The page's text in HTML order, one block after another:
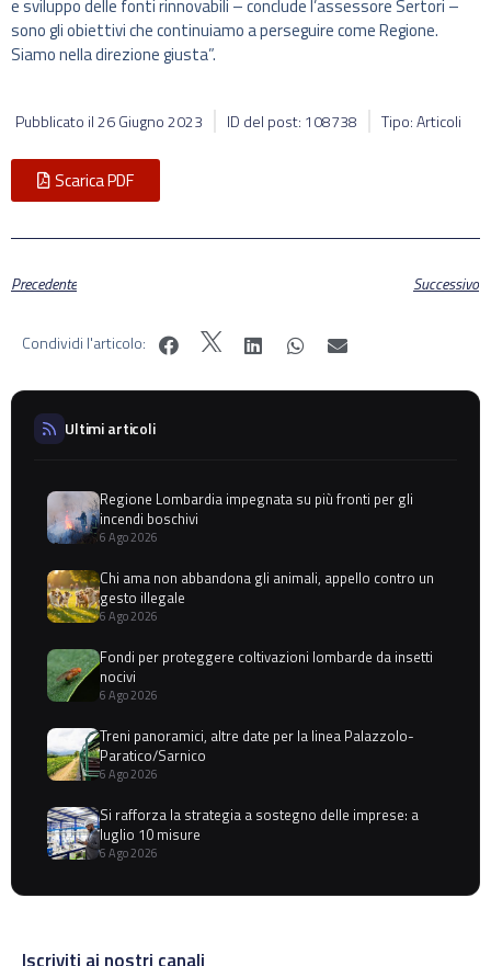
e sviluppo delle fonti rinnovabili – conclude l’assessore Sertori –
sono gli obiettivi che continuiamo a perseguire come Regione.
Siamo nella direzione giusta”.
Pubblicato il26 Giugno 2023 ID del post: 108738 Tipo: Articoli
Scarica PDF
Precedente Successivo
Condividi l'articolo:
Ultimi articoli
Regione Lombardia impegnata su più fronti per gli
incendi boschivi
6 Ago 2026
Chi ama non abbandona gli animali, appello contro un
gesto illegale
6 Ago 2026
Fondi per proteggere coltivazioni lombarde da insetti
nocivi
6 Ago 2026
Treni panoramici, altre date per la linea Palazzolo-
Paratico/Sarnico
6 Ago 2026
Si rafforza la strategia a sostegno delle imprese: a
luglio 10 misure
6 Ago 2026